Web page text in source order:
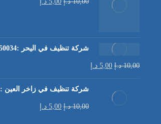
شركة تنظيف في اليحر :0568950034
10,00 د.إ 5,00 د.إ
شركة تنظيف في زاخر العين :0568950034
10,00 د.إ 5,00 د.إ